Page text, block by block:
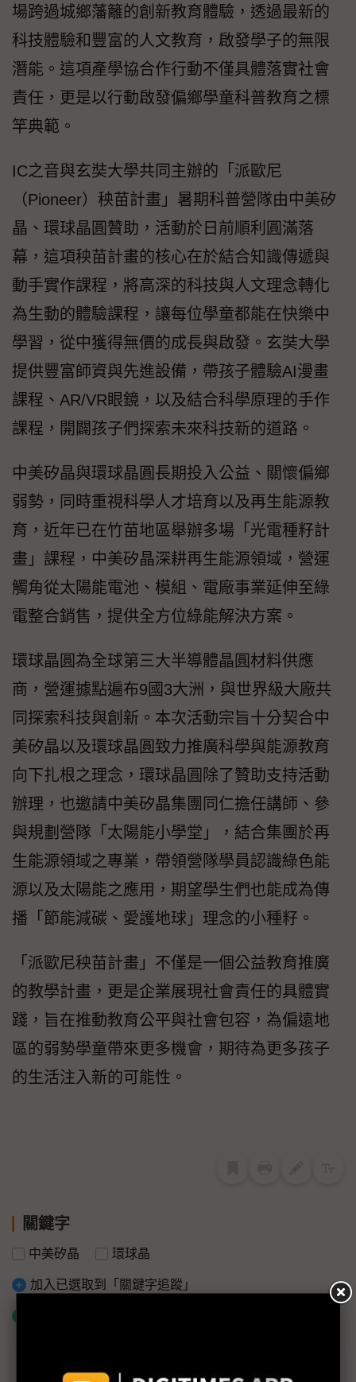
場跨過城鄉藩籬的創新教育體驗，透過最新的
科技體驗和豐富的人文教育，啟發學子的無限
潛能。這項產學協合作行動不僅具體落實社會
責任，更是以行動啟發偏鄉學童科普教育之標
竿典範。
IC之音與玄奘大學共同主辦的「派歐尼
（Pioneer）秧苗計畫」暑期科普營隊由中美矽
晶、環球晶圓贊助，活動於日前順利圓滿落
幕，這項秧苗計畫的核心在於結合知識傳遞與
動手實作課程，將高深的科技與人文理念轉化
為生動的體驗課程，讓每位學童都能在快樂中
學習，從中獲得無價的成長與啟發。玄奘大學
提供豐富師資與先進設備，帶孩子體驗AI漫畫
課程、AR/VR眼鏡，以及結合科學原理的手作
課程，開闢孩子們探索未來科技新的道路。
中美矽晶與環球晶圓長期投入公益、關懷偏鄉
弱勢，同時重視科學人才培育以及再生能源教
育，近年已在竹苗地區舉辦多場「光電種籽計
畫」課程，中美矽晶深耕再生能源領域，營運
觸角從太陽能電池、模組、電廠事業延伸至綠
電整合銷售，提供全方位綠能解決方案。
環球晶圓為全球第三大半導體晶圓材料供應
商，營運據點遍布9國3大洲，與世界級大廠共
同探索科技與創新。本次活動宗旨十分契合中
美矽晶以及環球晶圓致力推廣科學與能源教育
向下扎根之理念，環球晶圓除了贊助支持活動
辦理，也邀請中美矽晶集團同仁擔任講師、參
與規劃營隊「太陽能小學堂」，結合集團於再
生能源領域之專業，帶領營隊學員認識綠色能
源以及太陽能之應用，期望學生們也能成為傳
播「節能減碳、愛護地球」理念的小種籽。
「派歐尼秧苗計畫」不僅是一個公益教育推廣
的教學計畫，更是企業展現社會責任的具體實
踐，旨在推動教育公平與社會包容，為偏遠地
區的弱勢學童帶來更多機會，期待為更多孩子
的生活注入新的可能性。
關鍵字
中美矽晶 環球晶
加入已選取到「關鍵字追蹤」
議題精選－ESG專欄